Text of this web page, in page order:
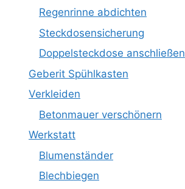
Regenrinne abdichten
Steckdosensicherung
Doppelsteckdose anschließen
Geberit Spühlkasten
Verkleiden
Betonmauer verschönern
Werkstatt
Blumenständer
Blechbiegen